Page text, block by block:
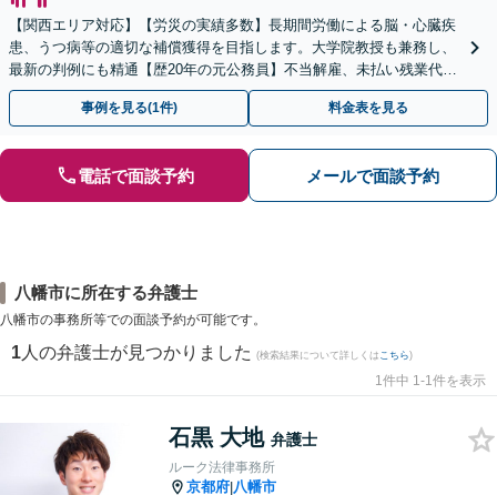
【関西エリア対応】【労災の実績多数】長期間労働による脳・心臓疾
患、うつ病等の適切な補償獲得を目指します。大学院教授も兼務し、
最新の判例にも精通【歴20年の元公務員】不当解雇、未払い残業代
等、労働者の立場から親身にサポート【初回相談無料】
事例を見る(1件) 料金表を見る
電話で面談予約 メールで面談予約
八幡市に所在する弁護士
八幡市の事務所等での面談予約が可能です。
1 人の弁護士が見つかりました (検索結果について詳しくは こちら)
1件中 1-1件を表示
石黒 大地 弁護士
ルーク法律事務所
京都府|八幡市